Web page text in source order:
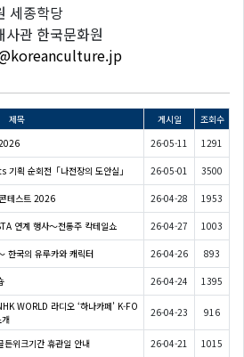
세종학당
사관 한국문화원
제목 게시일
조회수
26-05-11 1291
기획 순회전「나전장의 도안실」 26-05-01 3500
테스트 2026 26-04-28 1953
연계 행사〜전통주 칵테일쇼 26-04-27 1003
한국의 유루카와 캐릭터 26-04-26 893
26-04-24 1395
WORLD 라디오 ‘하나카페’ K-FO
26-04-23 916
위크기간 휴관일 안내 26-04-21 1015